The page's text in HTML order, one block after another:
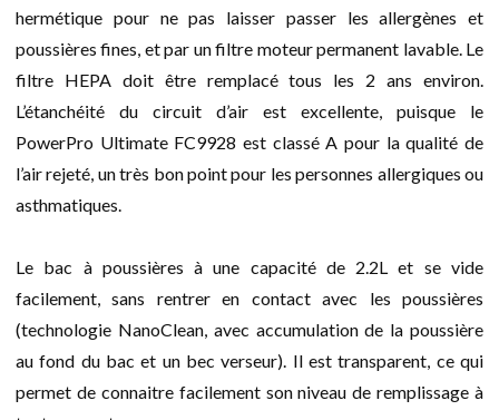
hermétique pour ne pas laisser passer les allergènes et
poussières fines, et par un filtre moteur permanent lavable. Le
filtre HEPA doit être remplacé tous les 2 ans environ.
L’étanchéité du circuit d’air est excellente, puisque le
PowerPro Ultimate FC9928 est classé A pour la qualité de
l’air rejeté, un très bon point pour les personnes allergiques ou
asthmatiques.
Le bac à poussières à une capacité de 2.2L et se vide
facilement, sans rentrer en contact avec les poussières
(technologie NanoClean, avec accumulation de la poussière
au fond du bac et un bec verseur). Il est transparent, ce qui
permet de connaitre facilement son niveau de remplissage à